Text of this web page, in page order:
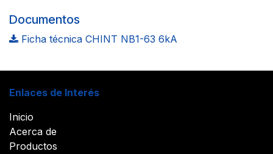
Documentos
Ficha técnica CHINT NB1-63 6kA
Enlaces de Interés
Inicio
Acerca de
Productos